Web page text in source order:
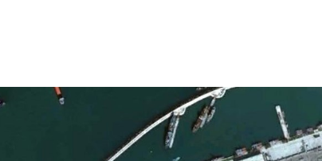
بالتأكيد على أن الضغوط يجب أن تتوجه إلى حماس،
الفلسطيني جمال زقوت في حديث لـ”سكاي نيوز